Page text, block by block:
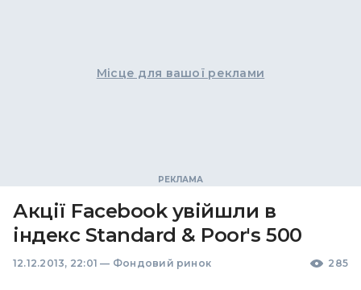
Місце для вашої реклами
Акції Facebook увійшли в
індекс Standard & Poor's 500
12.12.2013, 22:01 — Фондовий ринок 285